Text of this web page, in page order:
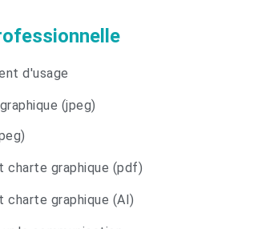
d'usage
(jpeg)
charte graphique (pdf)
charte graphique (AI)